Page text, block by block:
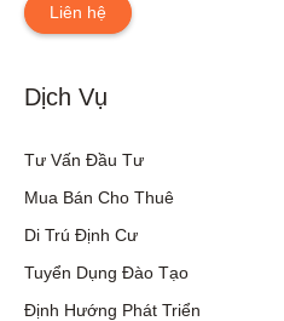
Liên hệ
Dịch Vụ
Tư Vấn Đầu Tư
Mua Bán Cho Thuê
Di Trú Định Cư
Tuyển Dụng Đào Tạo
Định Hướng Phát Triển